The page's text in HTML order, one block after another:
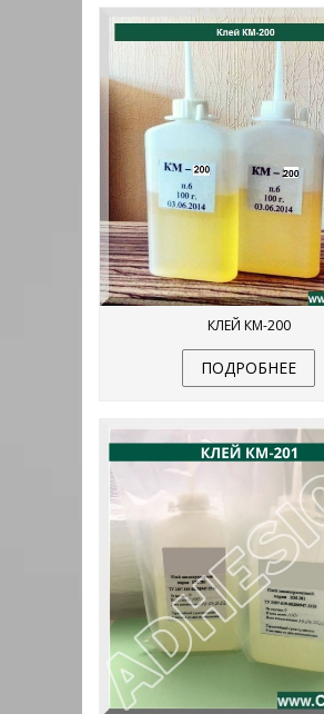
КЛЕЙ КМ-200
ПОДРОБНЕЕ